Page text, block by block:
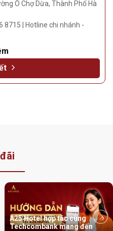
Ô Chợ Dừa, Thành Phố Hà
8715 | Hotline chi nhánh -
A25 Hotel hợp tác cùng
Techcombank mang đến